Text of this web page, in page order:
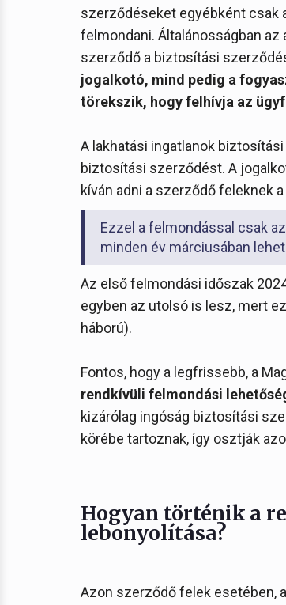
szerződéseket egyébként csak
felmondani. Általánosságban
szerződő a biztosítási
jogalkotó, mind pedig a
törekszik, hogy felhívja az
A lakhatási ingatlanok
biztosítási szerződést. A
kíván adni a szerződő feleknek
Ezzel a felmondással csak
minden év márciusában
Az első felmondási időszak
egyben az utolsó is lesz, mert
háború).
Fontos, hogy a legfrissebb, a
rendkívüli felmondási
kizárólag ingóság biztosítási
körébe tartoznak, így osztják
Hogyan történik a
lebonyolítása?
Azon szerződő felek esetében,